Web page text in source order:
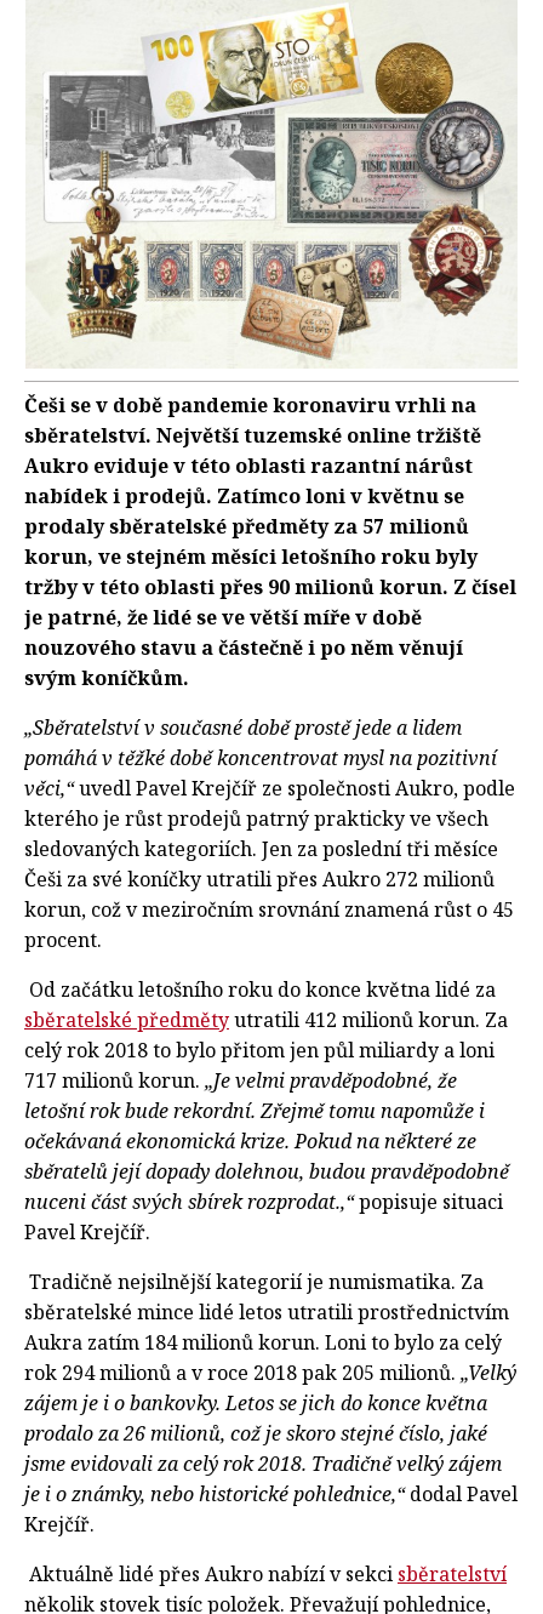
Češi se v době pandemie koronaviru vrhli na
sběratelství. Největší tuzemské online tržiště
Aukro eviduje v této oblasti razantní nárůst
nabídek i prodejů. Zatímco loni v květnu se
prodaly sběratelské předměty za 57 milionů
korun, ve stejném měsíci letošního roku byly
tržby v této oblasti přes 90 milionů korun. Z čísel
je patrné, že lidé se ve větší míře v době
nouzového stavu a částečně i po něm věnují
svým koníčkům.
„Sběratelství v současné době prostě jede a lidem
pomáhá v těžké době koncentrovat mysl na pozitivní
věci,“uvedl Pavel Krejčíř ze společnosti Aukro, podle
kterého je růst prodejů patrný prakticky ve všech
sledovaných kategoriích. Jen za poslední tři měsíce
Češi za své koníčky utratili přes Aukro 272 milionů
korun, což v meziročním srovnání znamená růst o 45
procent.
Od začátku letošního roku do konce května lidé za
sběratelské předmětyutratili 412 milionů korun. Za
celý rok 2018 to bylo přitom jen půl miliardy a loni
717 milionů korun. „Je velmi pravděpodobné, že
letošní rok bude rekordní. Zřejmě tomu napomůže i
očekávaná ekonomická krize.Pokud na některé ze
sběratelů její dopady dolehnou, budou pravděpodobně
nuceni část svých sbírek rozprodat.,“popisuje situaci
Pavel Krejčíř.
Tradičně nejsilnější kategorií je numismatika. Za
sběratelské mince lidé letos utratili prostřednictvím
Aukra zatím 184 milionů korun. Loni to bylo za celý
rok 294 milionů a v roce 2018 pak 205 milionů. „Velký
zájem je i o bankovky. Letos se jich do konce května
prodalo za 26 milionů, což je skoro stejné číslo, jaké
jsme evidovali za celý rok 2018. Tradičně velký zájem
je i o známky, nebo historické pohlednice,“dodal Pavel
Krejčíř.
Aktuálně lidé přes Aukro nabízí v sekci sběratelství
několik stovek tisíc položek. Převažují pohlednice,